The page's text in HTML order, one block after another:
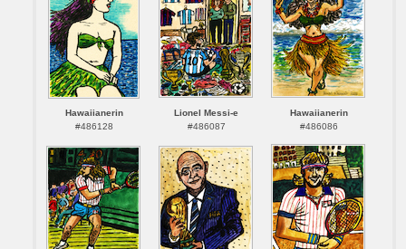
Hawaiianerin
#486128
Lionel Messi-e
#486087
Hawaiianerin
#486086